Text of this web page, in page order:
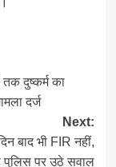
दुष्कर्म का
दर्ज
Next:
बाद भी FIR नहीं,
पुलिस पर उठे सवाल